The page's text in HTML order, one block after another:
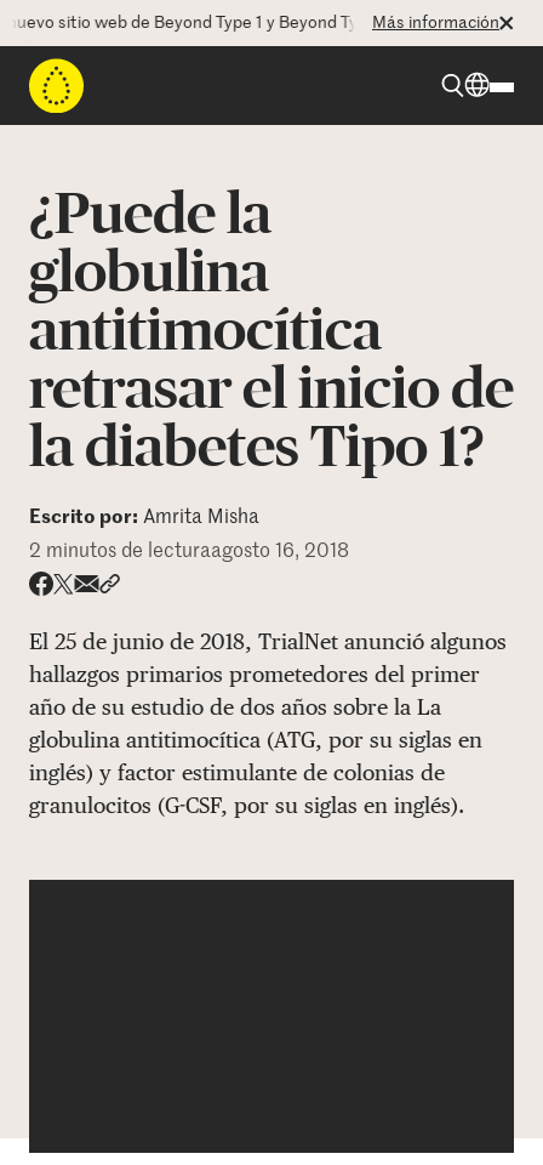
sitio web de Beyond Type 1 y Beyond Type 2! La CEO Deborah
Más información
Beyond Type 2
Recursos
Programas
¿Puede la
globulina
antitimocítica
retrasar el inicio de
la diabetes Tipo 1?
Escrito por: Amrita Misha
2 minutos de lecturaagosto 16, 2018
El 25 de junio de 2018, TrialNet anunció algunos
hallazgos primarios prometedores del primer
año de su estudio de dos años sobre la La
globulina antitimocítica (ATG, por su siglas en
inglés) y factor estimulante de colonias de
granulocitos (G-CSF, por su siglas en inglés).